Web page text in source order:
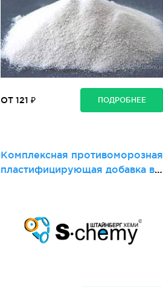
ОТ 121 ₽ ПОДРОБНЕЕ
Комплексная противоморозная
пластифицирующая добавка в